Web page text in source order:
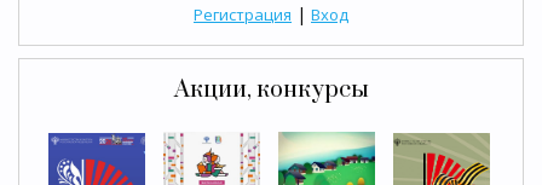
Регистрация | Вход
Акции, конкурсы